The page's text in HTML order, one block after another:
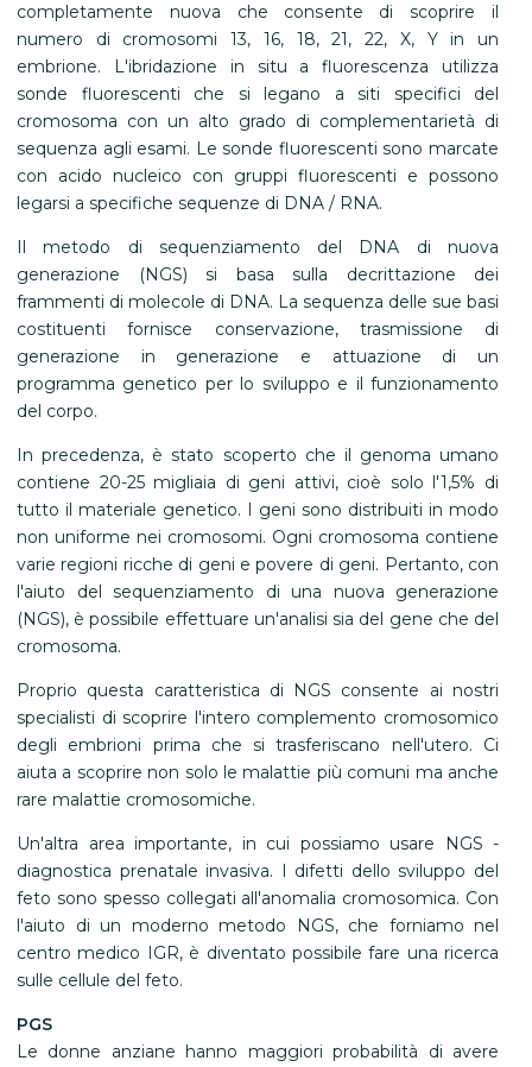
completamente nuova che consente di scoprire il
numero di cromosomi 13, 16, 18, 21, 22, X, Y in un
embrione. L'ibridazione in situ a fluorescenza utilizza
sonde fluorescenti che si legano a siti specifici del
cromosoma con un alto grado di complementarietà di
sequenza agli esami. Le sonde fluorescenti sono marcate
con acido nucleico con gruppi fluorescenti e possono
legarsi a specifiche sequenze di DNA / RNA.
Il metodo di sequenziamento del DNA di nuova
generazione (NGS) si basa sulla decrittazione dei
frammenti di molecole di DNA. La sequenza delle sue basi
costituenti fornisce conservazione, trasmissione di
generazione in generazione e attuazione di un
programma genetico per lo sviluppo e il funzionamento
del corpo.
In precedenza, è stato scoperto che il genoma umano
contiene 20-25 migliaia di geni attivi, cioè solo l'1,5% di
tutto il materiale genetico. I geni sono distribuiti in modo
non uniforme nei cromosomi. Ogni cromosoma contiene
varie regioni ricche di geni e povere di geni. Pertanto, con
l'aiuto del sequenziamento di una nuova generazione
(NGS), è possibile effettuare un'analisi sia del gene che del
cromosoma.
Proprio questa caratteristica di NGS consente ai nostri
specialisti di scoprire l'intero complemento cromosomico
degli embrioni prima che si trasferiscano nell'utero. Ci
aiuta a scoprire non solo le malattie più comuni ma anche
rare malattie cromosomiche.
Un'altra area importante, in cui possiamo usare NGS -
diagnostica prenatale invasiva. I difetti dello sviluppo del
feto sono spesso collegati all'anomalia cromosomica. Con
l'aiuto di un moderno metodo NGS, che forniamo nel
centro medico IGR, è diventato possibile fare una ricerca
sulle cellule del feto.
PGS
Le donne anziane hanno maggiori probabilità di avere